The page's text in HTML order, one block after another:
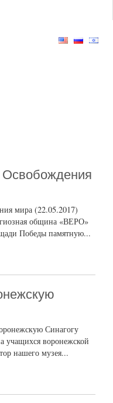
мира (22.05.2017)
община «ВЕРО»
Победы памятную...
Синагогу
учащихся воронежской
нашего музея...